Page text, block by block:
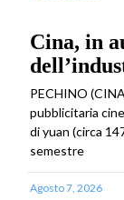
Cina, in
PECHINO
pubblicitaria
di yuan (circa
semestre
Agosto 7, 2026